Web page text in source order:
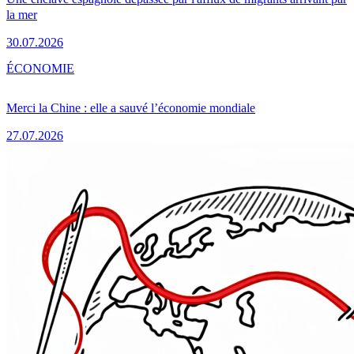
la mer
30.07.2026
Merci la Chine : elle a sauvé l’économie mondiale
27.07.2026
ÉCONOMIE